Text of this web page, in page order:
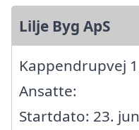
Lilje Byg ApS
Kappendrupvej
Ansatte:
Startdato: 23.